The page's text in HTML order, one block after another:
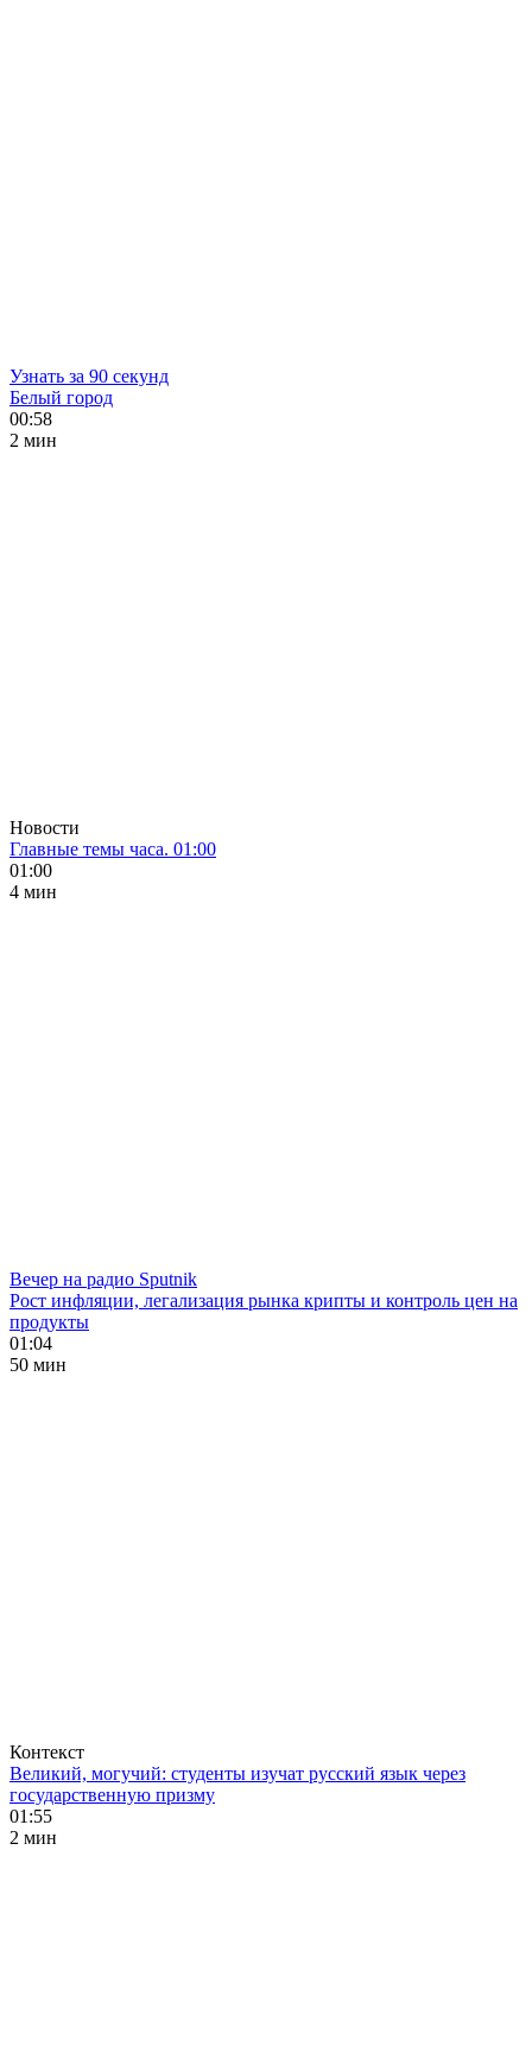
Узнать за 90 секунд
Белый город
00:58
2 мин
Новости
Главные темы часа. 01:00
01:00
4 мин
Вечер на радио Sputnik
Рост инфляции, легализация рынка крипты и контроль цен на
продукты
01:04
50 мин
Контекст
Великий, могучий: студенты изучат русский язык через
государственную призму
01:55
2 мин